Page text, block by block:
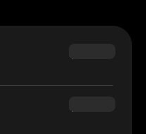
$69.90
$54.90